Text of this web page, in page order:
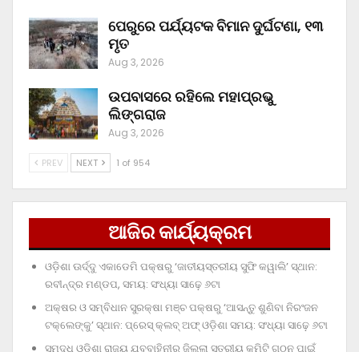
ପେରୁରେ ପର୍ଯ୍ୟଟକ ବିମାନ ଦୁର୍ଘଟଣା, ୧୩
ମୃତ
Aug 3, 2026
ଉପବାସରେ ରହିଲେ ମହାପ୍ରଭୁ
ଲିଙ୍ଗରାଜ
Aug 3, 2026
PREV NEXT 1 of 954
ଆଜିର କାର୍ଯ୍ୟକ୍ରମ
ଓଡ଼ିଶା ଊର୍ଦ୍ଦୁ ଏକାଡେମି ପକ୍ଷରୁ ‘ଜାତୀୟସ୍ତରୀୟ ସୁଫି କୱାଲି’ ସ୍ଥାନ:
ରବୀନ୍ଦ୍ର ମଣ୍ଡପ, ସମୟ: ସଂଧ୍ୟା ସାଢ଼େ ୬ଟା
ଅକ୍ଷର ଓ ସମ୍ବିଧାନ ସୁରକ୍ଷା ମଞ୍ଚ ପକ୍ଷରୁ ‘ଆସନ୍ତୁ ଶୁଣିବା ନିରଂଜନ
ଟକ୍‌ଲେଙ୍କୁ’ ସ୍ଥାନ: ପ୍ରେସ୍‌ କ୍ଲବ୍‌ ଅଫ୍‌ ଓଡ଼ିଶା ସମୟ: ସଂଧ୍ୟା ସାଢ଼େ ୬ଟା
ସମୃଦ୍ଧ ଓଡ଼ିଶା ରାଜ୍ୟ ଯୁବବାହିନୀର ଜିଲ୍ଲା ସ୍ତରୀୟ କମିଟି ଗଠନ ପାଇଁ